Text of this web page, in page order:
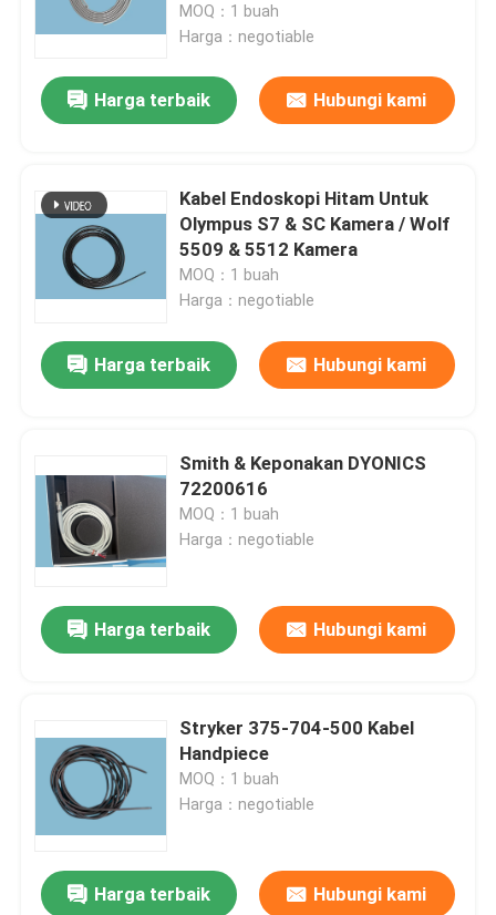
Produk
Tentang kami
Kontrol Kualitas
MOQ：1 buah
Harga：negotiable
Harga terbaik Hubungi kami
Kabel Endoskopi Hitam Untuk
Olympus S7 & SC Kamera / Wolf
5509 & 5512 Kamera
MOQ：1 buah
Harga：negotiable
Harga terbaik Hubungi kami
Smith & Keponakan DYONICS
72200616
MOQ：1 buah
Harga：negotiable
Harga terbaik Hubungi kami
Stryker 375-704-500 Kabel
Handpiece
MOQ：1 buah
Harga：negotiable
Harga terbaik Hubungi kami